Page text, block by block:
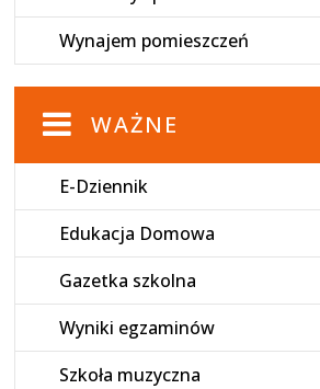
Wynajem pomieszczeń
WAŻNE
E-Dziennik
Edukacja Domowa
Gazetka szkolna
Wyniki egzaminów
Szkoła muzyczna